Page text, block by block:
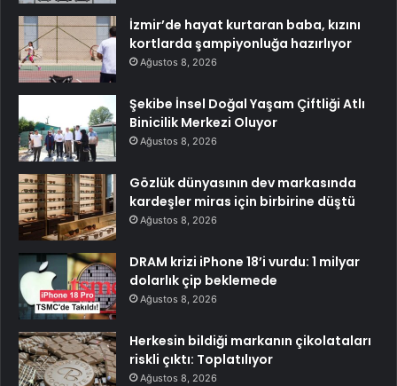
İzmir’de hayat kurtaran baba, kızını
kortlarda şampiyonluğa hazırlıyor
Ağustos 8, 2026
Şekibe İnsel Doğal Yaşam Çiftliği Atlı
Binicilik Merkezi Oluyor
Ağustos 8, 2026
Gözlük dünyasının dev markasında
kardeşler miras için birbirine düştü
Ağustos 8, 2026
DRAM krizi iPhone 18’i vurdu: 1 milyar
dolarlık çip beklemede
Ağustos 8, 2026
Herkesin bildiği markanın çikolataları
riskli çıktı: Toplatılıyor
Ağustos 8, 2026